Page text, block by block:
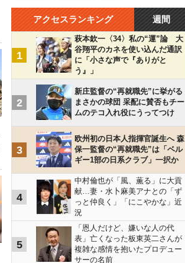
アクセスランキング 週間
1
萩本欽一〈34〉私の“運”論 大
谷翔平のカネを使い込んだ通訳
に「小さな声で『ありがと
う』」
2
新庄監督の“再就職先”に挙がる
まさかの球団 采配に賛否もチー
ムのテコ入れ役にうってつけ
3
欧州初の日本人指揮官誕生へ 森
保一監督の“再就職先”は「ベル
ギー1部の日系クラブ」一択か
4
中村倫也が「風、薫る」に大貢
献…妻・水卜麻美アナとの「ず
っと仲良く」「にこやかな」近
況
5
「恩人だけど、嫌いな人の代
表」亡くなった板東英二さんが
複雑な感情を抱いたプロデュー
サーの名前